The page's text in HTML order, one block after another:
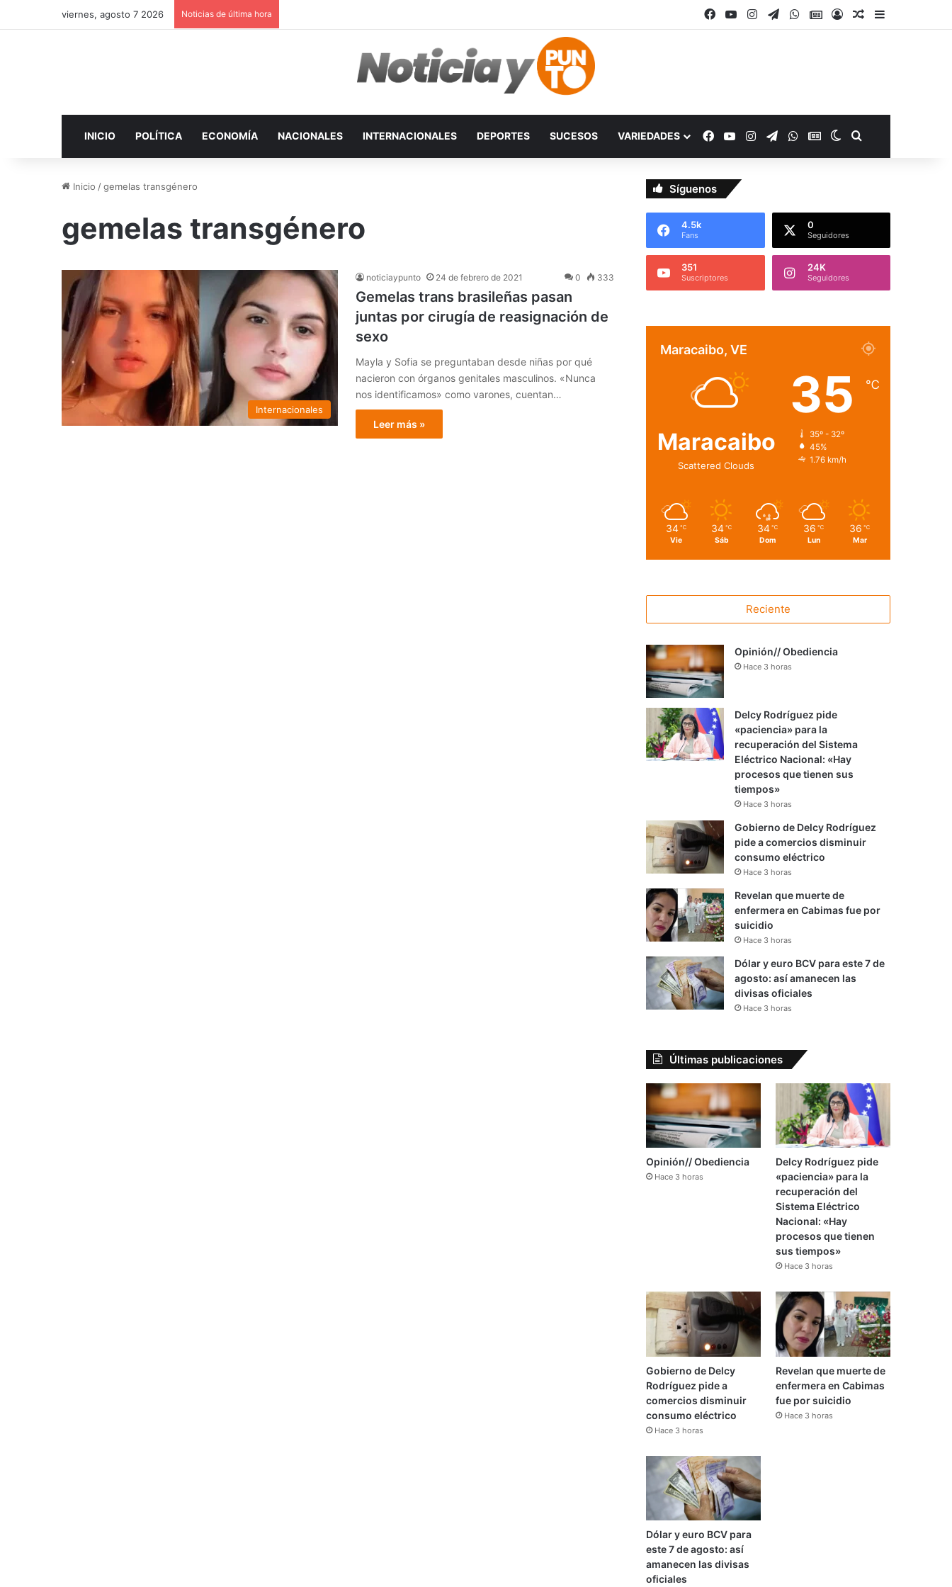
viernes, agosto 7 2026 Noticias de última hora Facebook
YouTubeInstagram
TelegramWhatsApp
Google Noticias
AccesoPublicación al
Barra lateral
INICIO POLÍTICA ECONOMÍA NACIONALES INTERNACIONALES DEPORTES SUCESOS VARIEDADES Facebook
YouTubeInstagram
Telegram
WhatsApp
Google Noticias
Switch skin
Inicio /gemelas transgénero
gemelas transgénero
Internacionales
noticiaypunto 24 de febrero de 2021 0 333
Gemelas trans brasileñas pasan
juntas por cirugía de reasignación de
sexo
Mayla y Sofia se preguntaban desde niñas por qué
nacieron con órganos genitales masculinos. «Nunca
nos identificamos» como varones, cuentan…
Leer más »
Síguenos
4.5k
Fans
0
Seguidores
351
Suscriptores
24K
Seguidores
Maracaibo, VE
Maracaibo
Scattered Clouds
35 ℃
35º - 32º
45%
1.76 km/h
34 ℃
Vie
34 ℃
Sáb
34 ℃
Dom
36 ℃
Lun
36 ℃
Mar
Reciente
Opinión// Obediencia
Hace 3 horas
Delcy Rodríguez pide
«paciencia» para la
recuperación del Sistema
Eléctrico Nacional: «Hay
procesos que tienen sus
tiempos»
Hace 3 horas
Gobierno de Delcy Rodríguez
pide a comercios disminuir
consumo eléctrico
Hace 3 horas
Revelan que muerte de
enfermera en Cabimas fue por
suicidio
Hace 3 horas
Dólar y euro BCV para este 7 de
agosto: así amanecen las
divisas oficiales
Hace 3 horas
Últimas publicaciones
Opinión// Obediencia
Hace 3 horas
Delcy Rodríguez pide
«paciencia» para la
recuperación del
Sistema Eléctrico
Nacional: «Hay
procesos que tienen
sus tiempos»
Hace 3 horas
Gobierno de Delcy
Rodríguez pide a
comercios disminuir
consumo eléctrico
Hace 3 horas
Revelan que muerte de
enfermera en Cabimas
fue por suicidio
Hace 3 horas
Dólar y euro BCV para
este 7 de agosto: así
amanecen las divisas
oficiales